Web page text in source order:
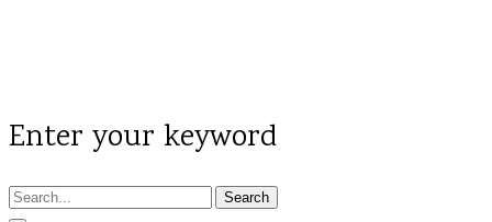
Enter your keyword
Search